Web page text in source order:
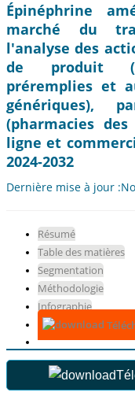
Épinéphrine
marché du
l'analyse des
de produit
préremplies et
génériques),
(pharmacies
ligne et
2024-2032
Dernière mise à jour
Résumé
Table des matières
Segmentation
Méthodologie
Infographie